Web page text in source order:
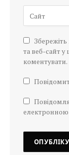
та веб-сайт у
коментувати.